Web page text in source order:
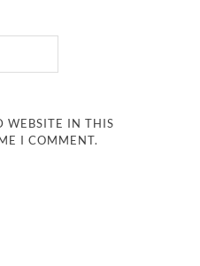
WEBSITE IN THIS
I COMMENT.